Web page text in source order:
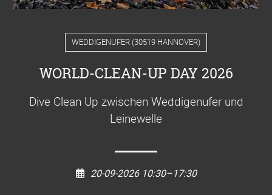
WEDDIGENUFER (30519 HANNOVER)
WORLD-CLEAN-UP DAY 2026
Dive Clean Up zwischen Weddigenufer und
Leinewelle
20-09-2026 10:30–17:30